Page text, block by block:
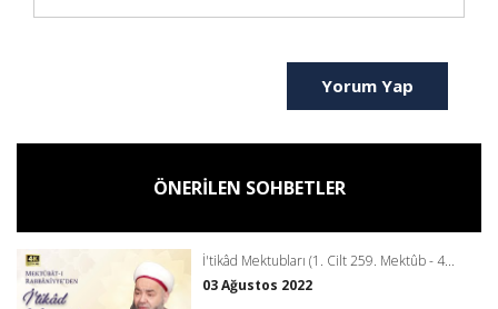
Yorum Yap
ÖNERİLEN SOHBETLER
İ'tikâd Mektubları (1. Cilt 259. Mektûb - 4...
03 Ağustos 2022